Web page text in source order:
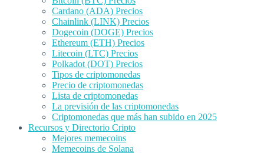
Cardano (ADA) Precios
Chainlink (LINK) Precios
Dogecoin (DOGE) Precios
Ethereum (ETH) Precios
Litecoin (LTC) Precios
Polkadot (DOT) Precios
Tipos de criptomonedas
Precio de criptomonedas
Lista de criptomonedas
La previsión de las criptomonedas
Criptomonedas que más han subido en 2025
Recursos y Directorio Cripto
Mejores memecoins
Memecoins de Solana